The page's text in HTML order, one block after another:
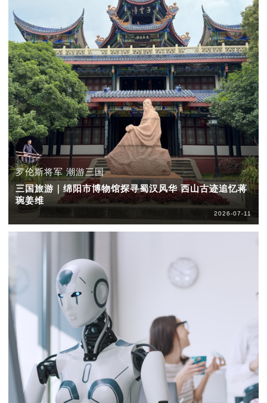
罗伦斯将军 潮游三国
三国旅游｜绵阳市博物馆探寻蜀汉风华 西山古迹追忆蒋
琬姜维
2026-07-11